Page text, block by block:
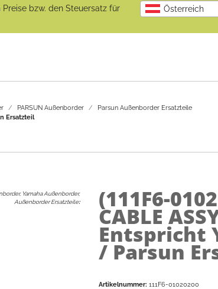
bzw. den Steuersatz für
Österreich
PARSUN Außenborder
Parsun Außenborder Ersatzteile
Ersatzteil
Yamaha Außenborder,
Außenborder Ersatzteile: (111F6-
CABLE
Entspricht
/ Parsun
Artikelnummer: 111F6-01020200